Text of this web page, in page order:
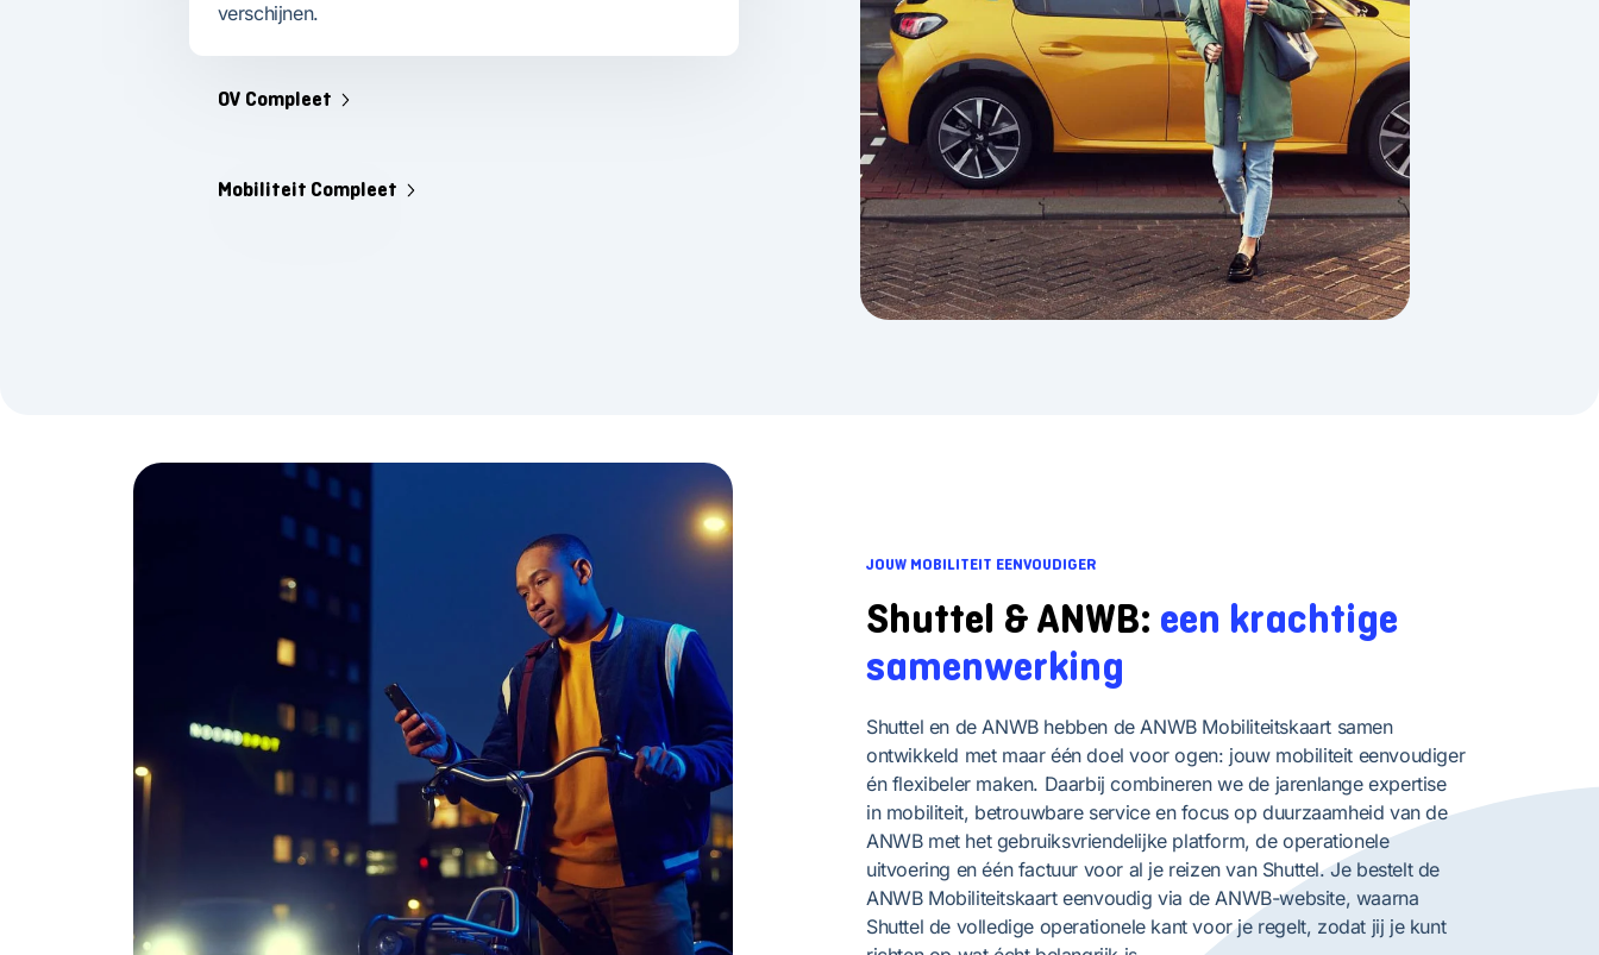
verschijnen.
OV Compleet
Mobiliteit Compleet
JOUW MOBILITEIT EENVOUDIGER
Shuttel & ANWB: een krachtige
samenwerking
Shuttel en de ANWB hebben de ANWB Mobiliteitskaart samen
ontwikkeld met maar één doel voor ogen: jouw mobiliteit eenvoudiger
én flexibeler maken. Daarbij combineren we de jarenlange expertise
in mobiliteit, betrouwbare service en focus op duurzaamheid van de
ANWB met het gebruiksvriendelijke platform, de operationele
uitvoering en één factuur voor al je reizen van Shuttel. Je bestelt de
ANWB Mobiliteitskaart eenvoudig via de ANWB-website, waarna
Shuttel de volledige operationele kant voor je regelt, zodat jij je kunt